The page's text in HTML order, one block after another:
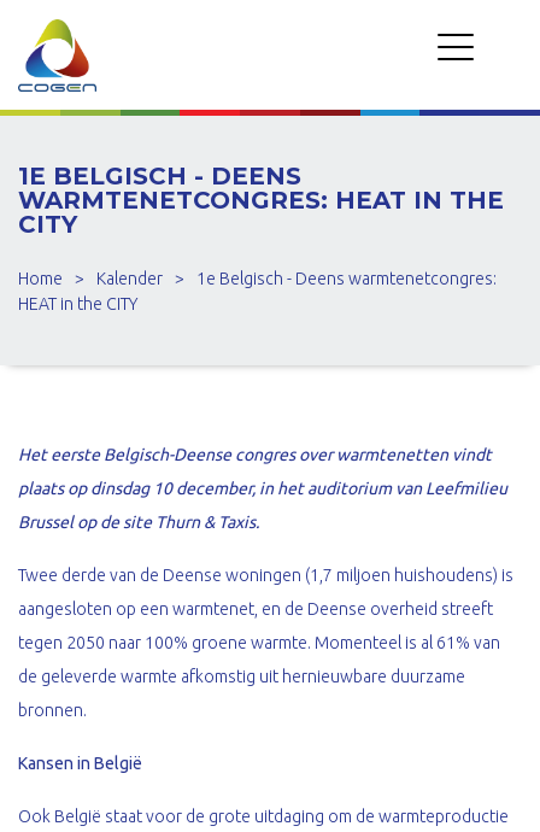
1E BELGISCH - DEENS
WARMTENETCONGRES: HEAT IN THE
CITY
Home > Kalender >
1e Belgisch - Deens warmtenetcongres:
HEAT in the CITY
Het eerste Belgisch-Deense congres over warmtenetten vindt
plaats op dinsdag 10 december, in het auditorium van Leefmilieu
Brussel op de site Thurn & Taxis.
Twee derde van de Deense woningen (1,7 miljoen huishoudens) is
aangesloten op een warmtenet, en de Deense overheid streeft
tegen 2050 naar 100% groene warmte. Momenteel is al 61% van
de geleverde warmte afkomstig uit hernieuwbare duurzame
bronnen.
Kansen in België
Ook België staat voor de grote uitdaging om de warmteproductie